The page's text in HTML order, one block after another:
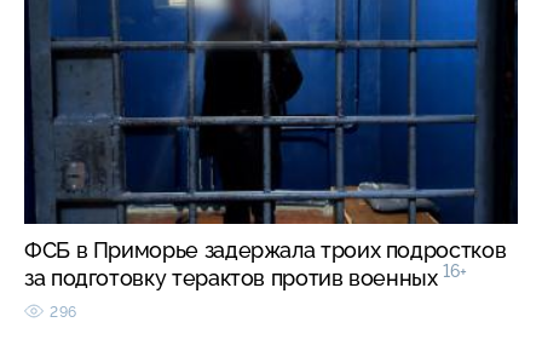
ФСБ в Приморье задержала троих подростков
за подготовку терактов против военных 16+
296